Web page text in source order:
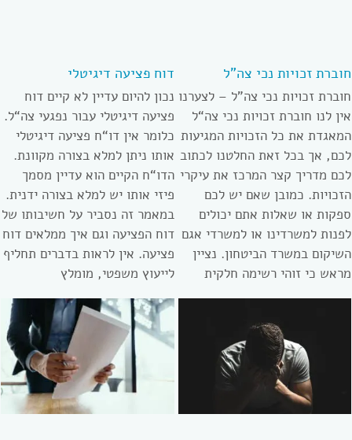
חוברת זכויות נכי צה”ל
חוברת זכויות נכי צה”ל – לצערנו
אין לנו חוברת זכויות נכי צה“ל
המאגדת את כל הזכויות המגיעות
לכם, אך בכל זאת החלטנו לכתוב
לכם מדריך קצר המרכז את עיקרי
הזכויות. כמובן שאם יש לכם
ספקות או שאלות אתם יכולים
לפנות למשרדינו או למשרדי אגם
השיקום במשרד הביטחון. נציין
מראש כי זוהי רשימה חלקית
דוח פציעה דיגיטלי
נכון להיום עדיין לא קיים דוח
פציעה דיגיטלי עבור נפגעי צה“ל.
כלומר אין דו“ח פציעה דיגיטלי
אותו ניתן למלא בצורה מקוונת.
הדו“ח הקיים הוא עדיין מסמך
פיזי אותו יש למלא בצורה ידנית.
במאמר זה נסביר על חשיבותו של
דוח הפציעה וגם איך ממלאים דוח
פציעה. אין לראות בדברים תחליף
לייעוץ משפטי, מומלץ